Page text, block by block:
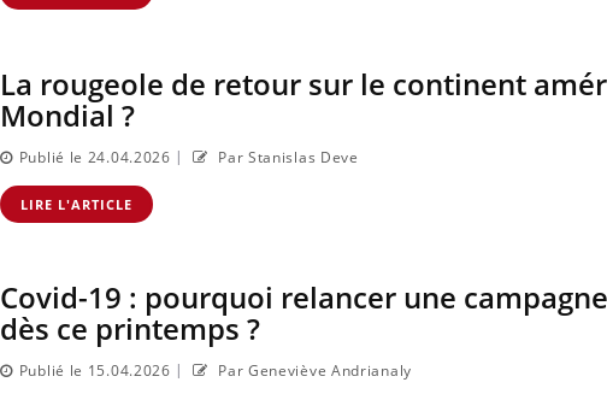
La rougeole de retour sur le continent
Mondial ?
Publié le 24.04.2026 | Par Stanislas Deve
LIRE L'ARTICLE
Covid-19 : pourquoi relancer une
dès ce printemps ?
Publié le 15.04.2026 | Par Geneviève Andrianaly
Le Viagra pourrait-il freiner
la propagation du cancer ?